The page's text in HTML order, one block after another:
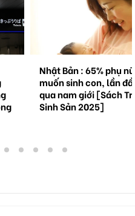
Nhật Bản : 65% phụ
muốn sinh con, lần
qua nam giới [Sách
Sinh Sản 2025]